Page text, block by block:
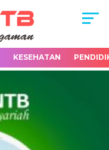
KESEHATAN